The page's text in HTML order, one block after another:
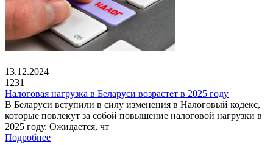
13.12.2024
1231
Налоговая нагрузка в Беларуси возрастет в 2025 году
В Беларуси вступили в силу изменения в Налоговый кодекс,
которые повлекут за собой повышение налоговой нагрузки в
2025 году. Ожидается, чт
Подробнее